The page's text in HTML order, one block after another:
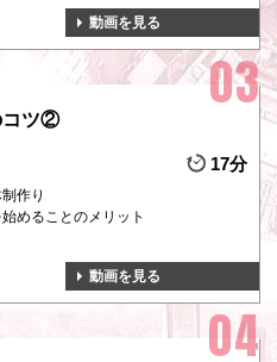
動画を見る
コツ②
17分
作り
めることのメリット
動画を見る